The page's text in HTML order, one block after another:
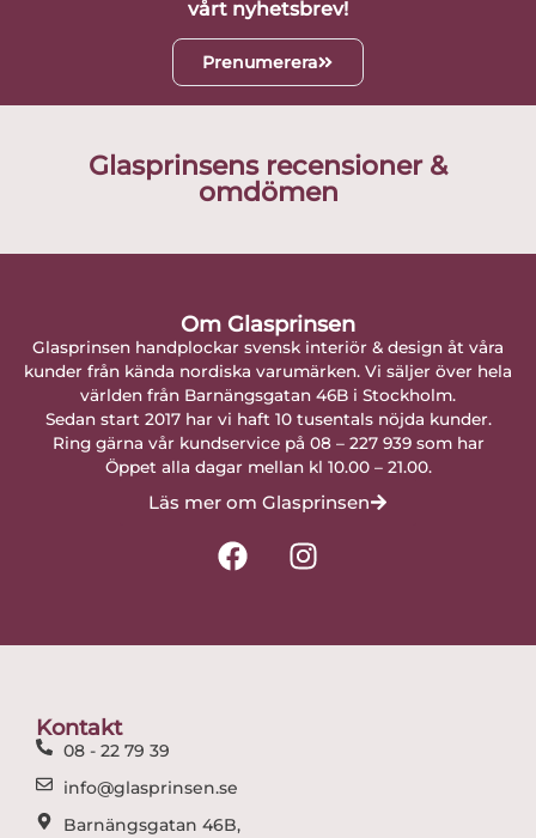
vårt nyhetsbrev!
Prenumerera
Glasprinsens recensioner &
omdömen
Om Glasprinsen
Glasprinsen handplockar svensk interiör & design åt våra
kunder från kända nordiska varumärken. Vi säljer över hela
världen från Barnängsgatan 46B i Stockholm.
Sedan start 2017 har vi haft 10 tusentals nöjda kunder.
Ring gärna vår kundservice på 08 – 227 939 som har
Öppet alla dagar mellan kl 10.00 – 21.00.
Läs mer om Glasprinsen
F
a
I
n
Kontakt
08 - 22 79 39
info@glasprinsen.se
Barnängsgatan 46B,